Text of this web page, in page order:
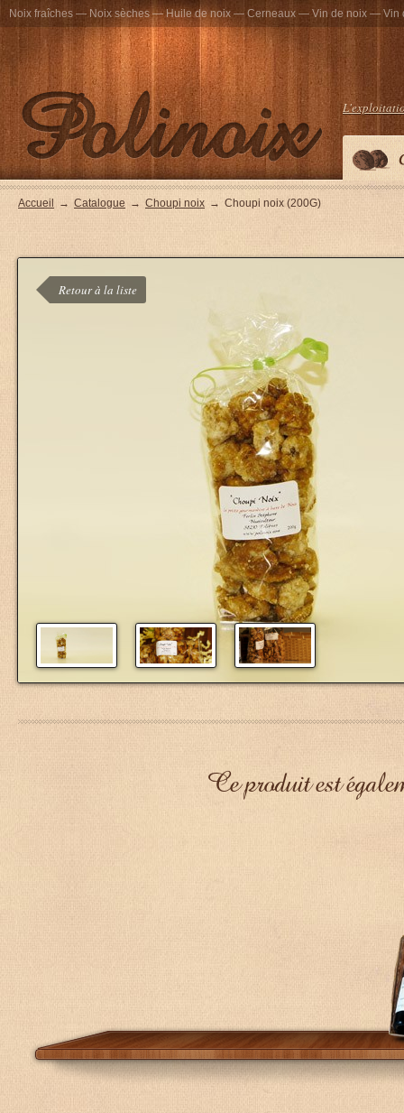
Noix fraîches — Noix sèches — Huile de noix — Cerneaux — Vin de noix — Vin
Accueil → Catalogue → Choupi noix → Choupi noix (200G)
Retour à la liste
Ce produit est